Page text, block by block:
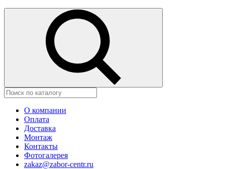
О компании
Оплата
Доставка
Монтаж
Контакты
Фотогалерея
zakaz@zabor-centr.ru